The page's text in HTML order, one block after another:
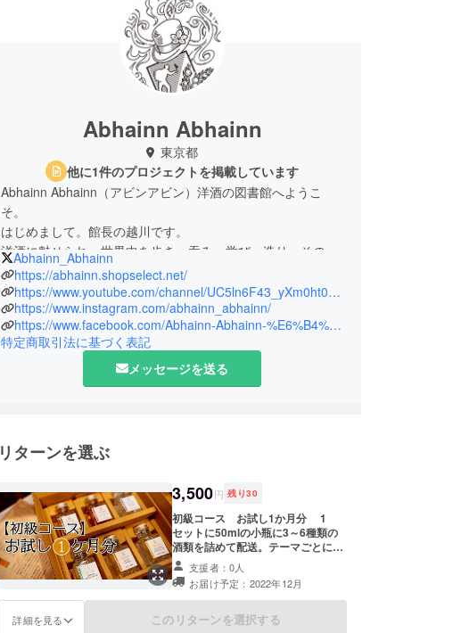
Abhainn Abhainn
東京都
他に1件のプロジェクトを掲載しています
Abhainn Abhainn（アビンアビン）洋酒の図書館へようこ
そ。
はじめまして。館長の越川です。
洋酒に魅せられ、世界中を歩き、吞み、学び、造り、その経
験と魅力を皆様にお伝えしたい。
洋酒についての歴史、地理、製法、品質、宗教などが学べる
場所でありたいという想いで図書館としました。
Abhainn_Abhainn
https://abhainn.shopselect.net/
https://www.youtube.com/channel/UC5ln6F43_yXm0ht0DDNMU2w
https://www.instagram.com/abhainn_abhainn/
https://www.facebook.com/Abhainn-Abhainn-%E6%B4%8B%E9%85%92%E3%81%AE%E5%9B%B3%E6%9B%B8%E9%A4%A8-102838735501153
特定商取引法に基づく表記
メッセージを送る
リターンを選ぶ
3,500円 残り30
初級コース お試し1か月分 1
セットに50mlの小瓶に3～6種類の
酒類を詰めて配送。テーマごとに配
送するお酒とセットでセミナー動画
を毎月視聴できます。 本サービスは
1ヶ月のみの適用です。引き続きご
利用いただきたい場合はホームペー
ジよりサブスクリプションのご購入
支援者：0人
お届け予定：2022年12月
詳細を見る このリターンを選択する